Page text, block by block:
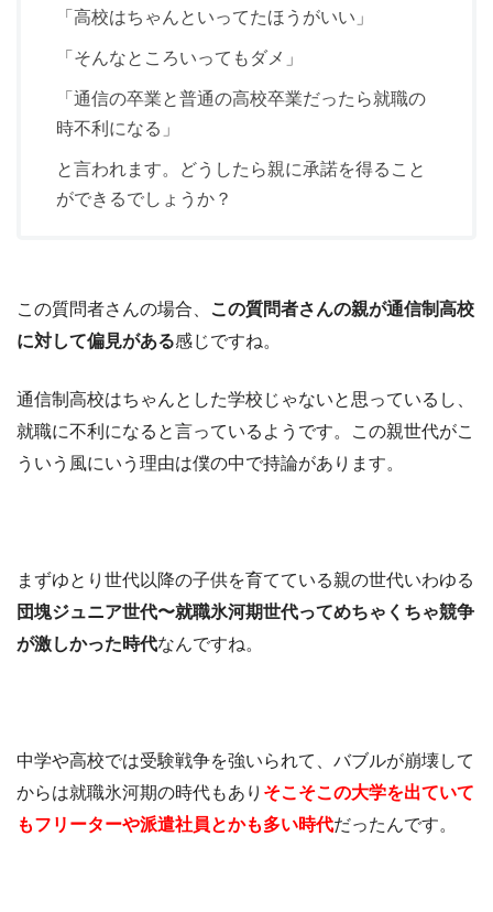
「高校はちゃんといってたほうがいい」
「そんなところいってもダメ」
「通信の卒業と普通の高校卒業だったら就職の
時不利になる」
と言われます。どうしたら親に承諾を得ること
ができるでしょうか？
この質問者さんの場合、
この質問者さんの親が通信制高校
に対して偏見がある感じですね。
通信制高校はちゃんとした学校じゃないと思っているし、
就職に不利になると言っているようです。
この親世代がこ
ういう風にいう理由は僕の中で持論があります。
まずゆとり世代以降の子供を育てている親の世代いわゆる
団塊ジュニア世代〜就職氷河期世代ってめちゃくちゃ競争
が激しかった時代なんですね。
中学や高校では受験戦争を強いられて、バブルが崩壊して
からは就職氷河期の時代もあり そこそこの大学を出ていて
もフリーターや派遣社員とかも多い時代だったんです。